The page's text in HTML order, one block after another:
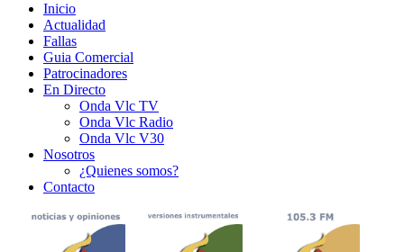
Inicio
Actualidad
Fallas
Guia Comercial
Patrocinadores
En Directo
Onda Vlc TV
Onda Vlc Radio
Onda Vlc V30
Nosotros
¿Quienes somos?
Contacto